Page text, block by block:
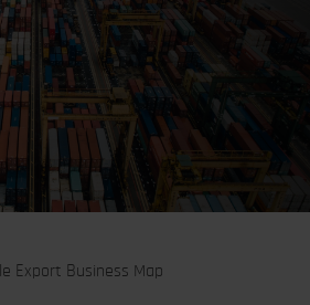
Export Business Map